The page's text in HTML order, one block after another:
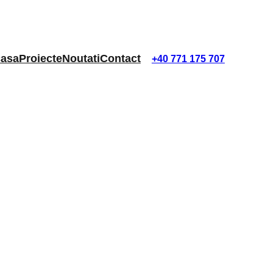
ProiecteNoutatiContact +40 771 175 707